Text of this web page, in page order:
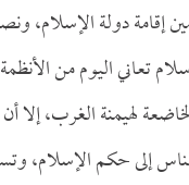
إقامة دولة الإسلام،
تعاني اليوم من
لهيمنة الغرب، إلا
إلى حكم الإسلام،